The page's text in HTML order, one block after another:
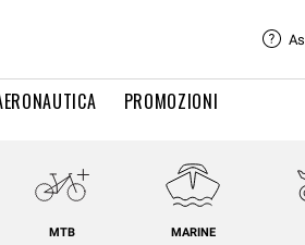
PROMOZIONI
MTB MARINE